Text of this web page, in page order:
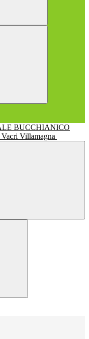
Vacri Villamagna